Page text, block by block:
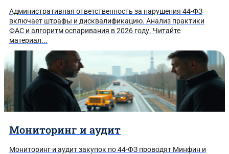
Административная ответственность за нарушения 44-ФЗ
включает штрафы и дисквалификацию. Анализ практики
ФАС и алгоритм оспаривания в 2026 году. Читайте
материал...
Мониторинг и аудит
Мониторинг и аудит закупок по 44-ФЗ проводят Минфин и